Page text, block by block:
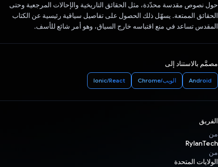
حول نصوص مقدسة محدّدة، مثل الحقائق التاريخية والإحالات المرجعية وحتى
الحقائق الممتعة. يسهّل ذلك الحصول على تفاصيل سياقية رئيسية عن الكتاب
المقدس تساعد في منع اقتباسه خارج السياق، وهو أمر شائع للأسف.
مصمَّم بالاستناد إلى
Android الويب/Chrome Ionic/React
الفريق
من
RylanTech
من
الولايات المتحدة